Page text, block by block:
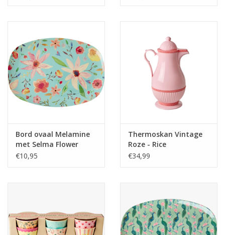
Brievenbus Kadootjes
Kadobonnen
Geslaagd!
Bord ovaal Melamine
met Selma Flower
print mint - Rice
€10,95
Thermoskan Vintage
Roze - Rice
€34,99